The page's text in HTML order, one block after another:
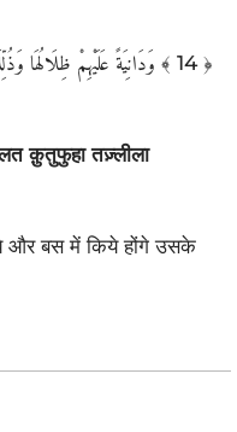
وَدَانِيَةً عَلَيْهِمْ ظِلَالُهَا ﴾ 14 ﴿
क़ुतुफुहा तज़्लीला
और बस में किये होंगे उसके